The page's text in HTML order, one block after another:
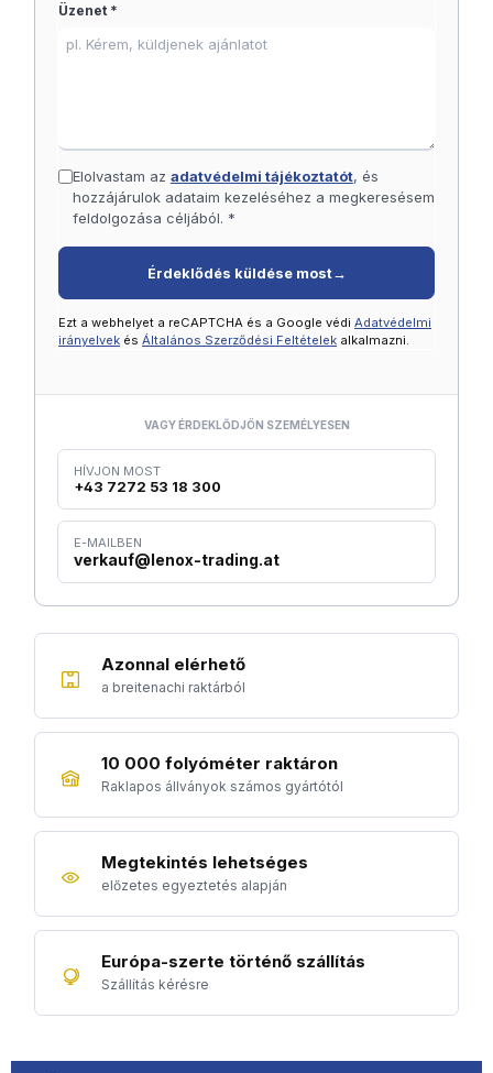
Üzenet *
Elolvastam az adatvédelmi tájékoztatót, és
hozzájárulok adataim kezeléséhez a megkeresésem
feldolgozása céljából. *
Érdeklődés küldése most→
Ezt a webhelyet a reCAPTCHA és a Google védi Adatvédelmi
irányelvek és Általános Szerződési Feltételek alkalmazni.
VAGY ÉRDEKLŐDJÖN SZEMÉLYESEN
HÍVJON MOST
+43 7272 53 18 300
E-MAILBEN
verkauf@lenox-trading.at
Azonnal elérhető
a breitenachi raktárból
10 000 folyóméter raktáron
Raklapos állványok számos gyártótól
Megtekintés lehetséges
előzetes egyeztetés alapján
Európa-szerte történő szállítás
Szállítás kérésre